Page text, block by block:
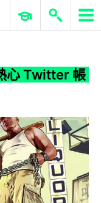
ERP 與商業 AI
心 Twitter 帳